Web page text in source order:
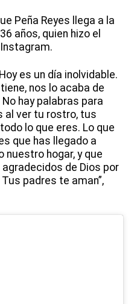
Peña Reyes llega a la
años, quien hizo el
es un día inolvidable.
nos lo acaba de
hay palabras para
al ver tu rostro, tus
lo que eres. Lo que
que has llegado a
nuestro hogar, y que
de Dios por
padres te aman”,